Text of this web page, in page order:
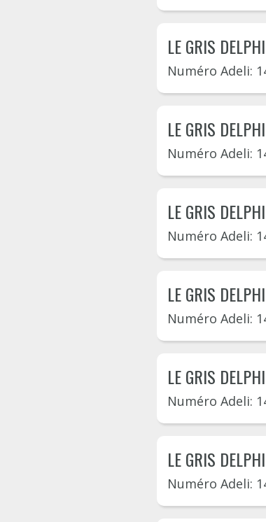
LE GRIS
Numéro Adeli:
LE GRIS
Numéro Adeli:
LE GRIS
Numéro Adeli:
LE GRIS
Numéro Adeli:
LE GRIS
Numéro Adeli:
LE GRIS
Numéro Adeli: